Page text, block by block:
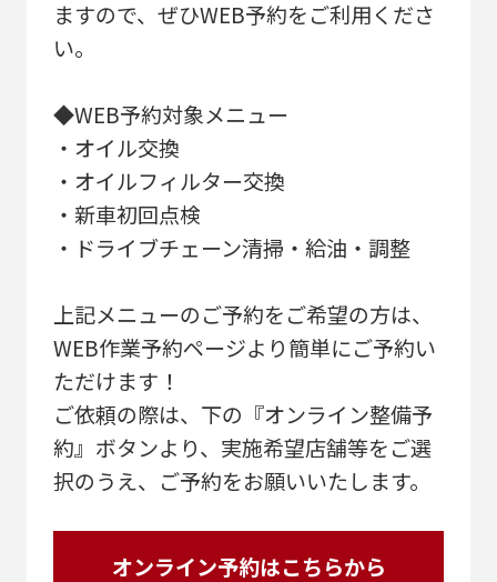
ますので、ぜひWEB予約をご利用くださ
い。
◆WEB予約対象メニュー
・オイル交換
・オイルフィルター交換
・新車初回点検
・ドライブチェーン清掃・給油・調整
上記メニューのご予約をご希望の方は、
WEB作業予約ページより簡単にご予約い
ただけます！
ご依頼の際は、下の『オンライン整備予
約』ボタンより、実施希望店舗等をご選
択のうえ、ご予約をお願いいたします。
オンライン予約はこちらから